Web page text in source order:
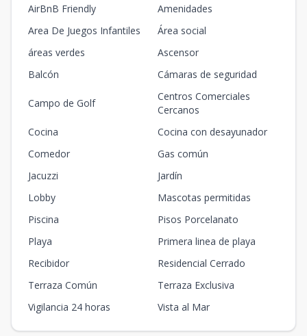
AirBnB Friendly
Amenidades
Area De Juegos Infantiles
Área social
áreas verdes
Ascensor
Balcón
Cámaras de seguridad
Campo de Golf
Centros Comerciales
Cercanos
Cocina
Cocina con desayunador
Comedor
Gas común
Jacuzzi
Jardín
Lobby
Mascotas permitidas
Piscina
Pisos Porcelanato
Playa
Primera linea de playa
Recibidor
Residencial Cerrado
Terraza Común
Terraza Exclusiva
Vigilancia 24 horas
Vista al Mar